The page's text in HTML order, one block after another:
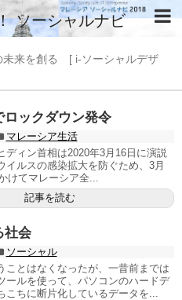
ソーシャルナビ
未来を創る [ i-ソーシャルデザ
ロックダウン発令
マレーシア生活
ディン首相は2020年3月16日に演説
イルスの感染拡大を防ぐため、3月
けてマレーシア全...
記事を読む
社会
ソーシャル
ことはなくなったが、一昔前までは
ールを使って、パソコンのハードデ
こちに断片化しているデータを...